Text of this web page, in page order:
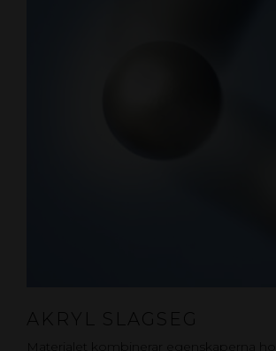
AKRYL SLAGSEG
Materialet kombinerar egenskaperna